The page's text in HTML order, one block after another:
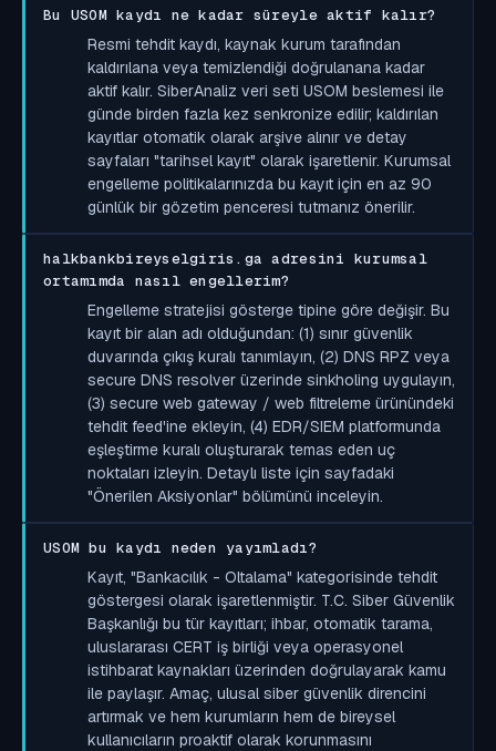
Bu USOM kaydı ne kadar süreyle aktif kalır?
Resmi tehdit kaydı, kaynak kurum tarafından
kaldırılana veya temizlendiği doğrulanana kadar
aktif kalır. SiberAnaliz veri seti USOM beslemesi ile
günde birden fazla kez senkronize edilir; kaldırılan
kayıtlar otomatik olarak arşive alınır ve detay
sayfaları "tarihsel kayıt" olarak işaretlenir. Kurumsal
engelleme politikalarınızda bu kayıt için en az 90
günlük bir gözetim penceresi tutmanız önerilir.
halkbankbireyselgiris.ga adresini kurumsal
ortamımda nasıl engellerim?
Engelleme stratejisi gösterge tipine göre değişir. Bu
kayıt bir alan adı olduğundan: (1) sınır güvenlik
duvarında çıkış kuralı tanımlayın, (2) DNS RPZ veya
secure DNS resolver üzerinde sinkholing uygulayın,
(3) secure web gateway / web filtreleme ürünündeki
tehdit feed'ine ekleyin, (4) EDR/SIEM platformunda
eşleştirme kuralı oluşturarak temas eden uç
noktaları izleyin. Detaylı liste için sayfadaki
"Önerilen Aksiyonlar" bölümünü inceleyin.
USOM bu kaydı neden yayımladı?
Kayıt, "Bankacılık - Oltalama" kategorisinde tehdit
göstergesi olarak işaretlenmiştir. T.C. Siber Güvenlik
Başkanlığı bu tür kayıtları; ihbar, otomatik tarama,
uluslararası CERT iş birliği veya operasyonel
istihbarat kaynakları üzerinden doğrulayarak kamu
ile paylaşır. Amaç, ulusal siber güvenlik direncini
artırmak ve hem kurumların hem de bireysel
kullanıcıların proaktif olarak korunmasını